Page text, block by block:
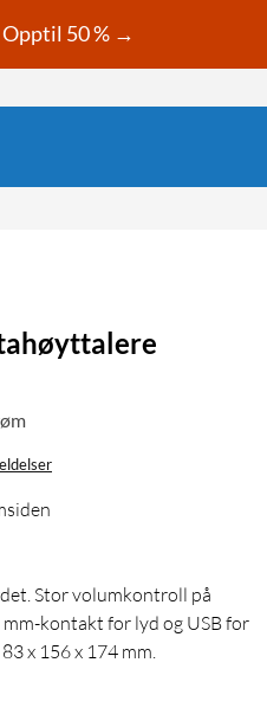
Opptil 50 % →
Stor volumkontroll på
kontakt for lyd og USB for
x 156 x 174 mm.